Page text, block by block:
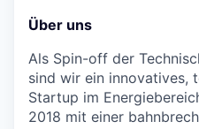
Über uns
Als Spin-off der
sind wir ein innovatives,
Startup im
2018 mit einer